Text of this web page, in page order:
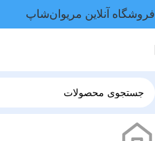
فروشگاه آنلاین مریوان‌شاپ